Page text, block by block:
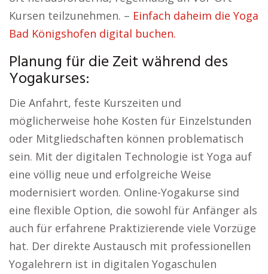
Kursen teilzunehmen. – Einfach daheim die Yoga
Bad Königshofen digital buchen.
Planung für die Zeit während des
Yogakurses:
Die Anfahrt, feste Kurszeiten und
möglicherweise hohe Kosten für Einzelstunden
oder Mitgliedschaften können problematisch
sein. Mit der digitalen Technologie ist Yoga auf
eine völlig neue und erfolgreiche Weise
modernisiert worden. Online-Yogakurse sind
eine flexible Option, die sowohl für Anfänger als
auch für erfahrene Praktizierende viele Vorzüge
hat. Der direkte Austausch mit professionellen
Yogalehrern ist in digitalen Yogaschulen